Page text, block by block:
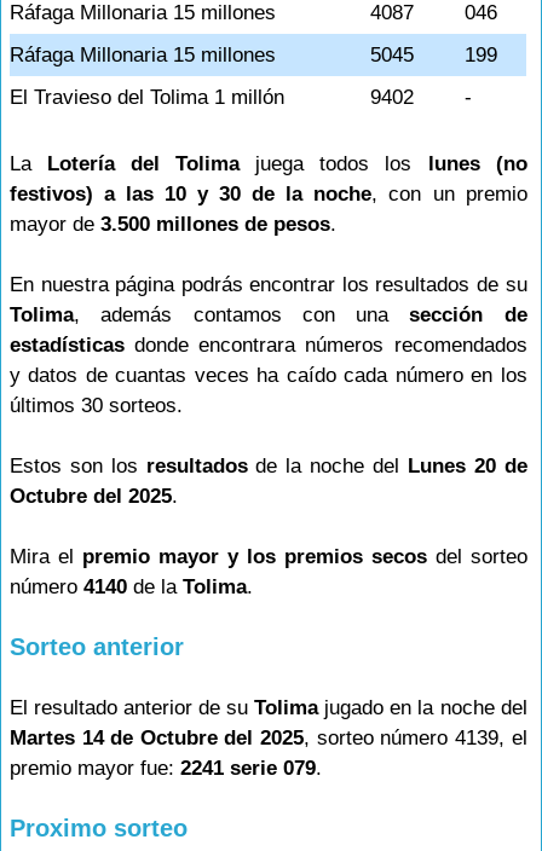
Ráfaga Millonaria 15 millones
4087
046
Ráfaga Millonaria 15 millones
5045
199
El Travieso del Tolima 1 millón
9402 -
La Lotería del Tolimajuega todos los lunes (no
festivos) a las 10 y 30 de la noche, con un premio
mayor de 3.500 millones de pesos.
En nuestra página podrás encontrar los resultados de su
Tolima, además contamos con unasección de
estadísticas donde encontrara números recomendados
y datos de cuantas veces ha caído cada número en los
últimos 30 sorteos.
Estos son los resultadosde la noche del Lunes 20 de
Octubre del 2025.
Mira el premio mayor y los premios secosdel sorteo
número 4140 de la Tolima.
Sorteo anterior
El resultado anterior de suTolimajugado en la noche del
Martes 14 de Octubre del 2025, sorteo número 4139, el
premio mayor fue: 2241 serie 079.
Proximo sorteo